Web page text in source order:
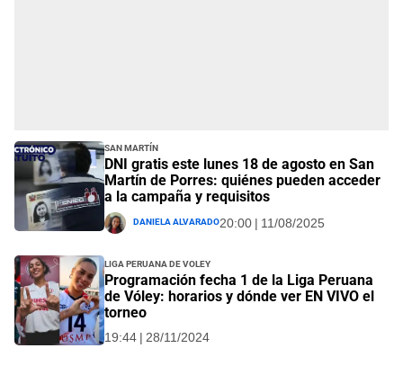
San Martín
DNI gratis este lunes 18 de agosto en San
Martín de Porres: quiénes pueden acceder
a la campaña y requisitos
Daniela Alvarado20:00 | 11/08/2025
Liga Peruana de Voley
Programación fecha 1 de la Liga Peruana
de Vóley: horarios y dónde ver EN VIVO el
torneo
19:44 | 28/11/2024